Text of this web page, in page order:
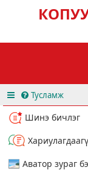
Тусламж
Шинэ бичлэг
Аватор зураг